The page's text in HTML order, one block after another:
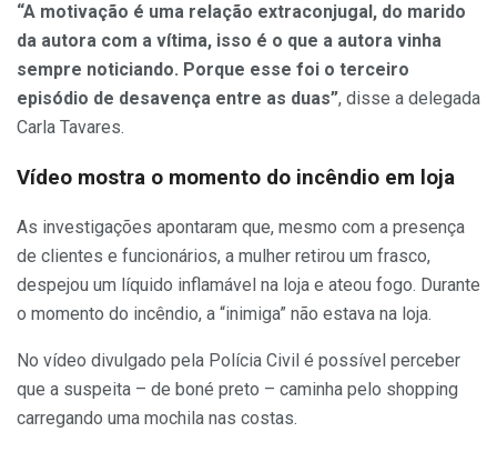
“A motivação é uma relação extraconjugal, do marido
da autora com a vítima, isso é o que a autora vinha
sempre noticiando. Porque esse foi o terceiro
episódio de desavença entre as duas”, disse a delegada
Carla Tavares.
Vídeo mostra o momento do incêndio em loja
As investigações apontaram que, mesmo com a presença
de clientes e funcionários, a mulher retirou um frasco,
despejou um líquido inflamável na loja e ateou fogo. Durante
o momento do incêndio, a “inimiga” não estava na loja.
No vídeo divulgado pela Polícia Civil é possível perceber
que a suspeita – de boné preto – caminha pelo shopping
carregando uma mochila nas costas.